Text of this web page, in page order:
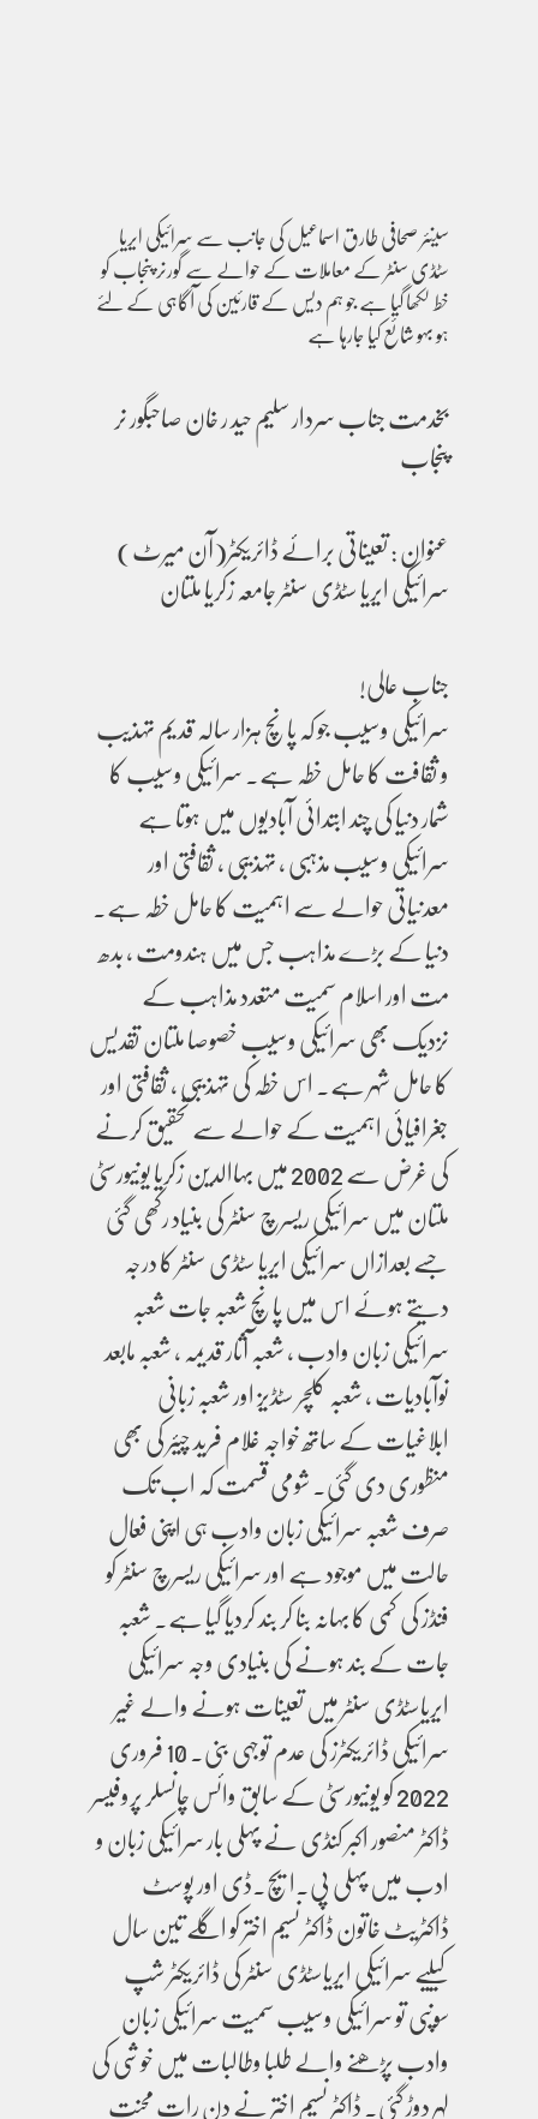
سینئر صحافی طارق اسماعیل کی جانب سے سرائیکی ایریا
سٹڈی سنٹر کے معاملات کے حوالے سے گورنر پنجاب کو
خط لکھا گیا ہے جو ہم دیس کے قارئین کی آگاہی کے لئے
ہو بہو شائع کیا جارہا ہے
بخدمت جناب سردار سلیم حید ر خان صاحبگور نر
پنجاب
عنوان : تعیناتی برائے ڈائریکٹر(آن میرٹ)
سرائیکی ایریا سٹڈی سنٹر جامعہ زکریا ملتان
جناب عالی!
سرائیکی وسیب جو کہ پانچ ہزار سالہ قدیم تہذیب
و ثقافت کا حامل خطہ ہے۔ سرائیکی وسیب کا
شمار دنیا کی چند ابتدائی آبادیوں میں ہوتا ہے
سرائیکی وسیب مذہبی ، تہذیبی ، ثقافتی اور
معدنیاتی حوالے سے اہمیت کا حامل خطہ ہے۔
دنیا کے بڑے مذاہب جس میں ہندومت ، بدھ
مت اور اسلام سمیت متعدد مذاہب کے
نزدیک بھی سرائیکی وسیب خصوصا ملتان تقدیس
کا حامل شہر ہے۔ اس خطہ کی تہذیبی ، ثقافتی اور
جغرافیائی اہمیت کے حوالے سے تحقیق کرنے
کی غرض سے 2002 میں بہاالدین زکریا یونیورسٹی
ملتان میں سرائیکی ریسرچ سنٹر کی بنیاد رکھی گئی
جسے بعدازاں سرائیکی ایریا سٹڈی سنٹر کا درجہ
دیتے ہوئے اس میں پانچ شعبہ جات شعبہ
سرائیکی زبان وادب ، شعبہ آثار قدیمہ ، شعبہ مابعد
نوآبادیات ، شعبہ کلچر سٹڈیز اور شعبہ زبانی
ابلاغیات کے ساتھ خواجہ غلام فرید چیئر کی بھی
منظوری دی گئی۔ شومی قسمت کہ اب تک
صرف شعبہ سرائیکی زبان وادب ہی اپنی فعال
حالت میں موجود ہے اور سرائیکی ریسرچ سنٹر کو
فنڈز کی کمی کا بہانہ بنا کر بند کردیا گیا ہے۔ شعبہ
جات کے بند ہونے کی بنیادی وجہ سرائیکی
ایریاسٹڈی سنٹر میں تعینات ہونے والے غیر
سرائیکی ڈائریکٹرز کی عدم توجہی بنی۔ 10 فروری
2022 کو یونیورسٹی کے سابق وائس چانسلر پروفیسر
ڈاکٹر منصور اکبر کنڈی نے پہلی بار سرائیکی زبان و
ادب میں پہلی پی۔ایچ۔ڈی اور پوسٹ
ڈاکٹریٹ خاتون ڈاکٹر نسیم اختر کو اگلے تین سال
کیلیے سرائیکی ایریاسٹڈی سنٹر کی ڈائریکٹر شپ
سونپی تو سرائیکی وسیب سمیت سرائیکی زبان
وادب پڑھنے والے طلبا وطالبات میں خوشی کی
لہر دوڑ گئی۔ ڈاکٹر نسیم اختر نے دن رات محنت